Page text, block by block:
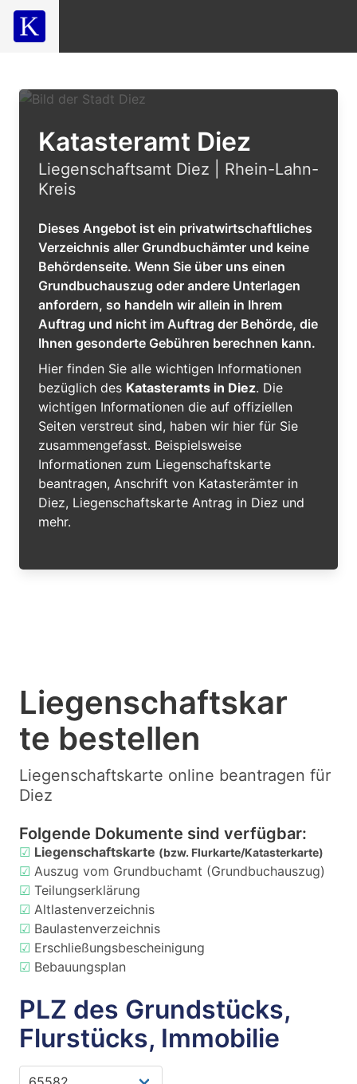
Katasteramt Diez
Liegenschaftsamt Diez | Rhein-Lahn-
Kreis
Dieses Angebot ist ein privatwirtschaftliches
Verzeichnis aller Grundbuchämter und keine
Behördenseite. Wenn Sie über uns einen
Grundbuchauszug oder andere Unterlagen
anfordern, so handeln wir allein in Ihrem
Auftrag und nicht im Auftrag der Behörde, die
Ihnen gesonderte Gebühren berechnen kann.
Hier finden Sie alle wichtigen Informationen
bezüglich des Katasteramts in Diez. Die
wichtigen Informationen die auf offiziellen
Seiten verstreut sind, haben wir hier für Sie
zusammengefasst. Beispielsweise
Informationen zum Liegenschaftskarte
beantragen, Anschrift von Katasterämter in
Diez, Liegenschaftskarte Antrag in Diez und
mehr.
Liegenschaftskar
te bestellen
Liegenschaftskarte online beantragen für
Diez
Folgende Dokumente sind verfügbar:
☑ Liegenschaftskarte (bzw. Flurkarte/Katasterkarte)
☑ Auszug vom Grundbuchamt (Grundbuchauszug)
☑ Teilungserklärung
☑ Altlastenverzeichnis
☑ Baulastenverzeichnis
☑ Erschließungsbescheinigung
☑ Bebauungsplan
PLZ des Grundstücks,
Flurstücks, Immobilie